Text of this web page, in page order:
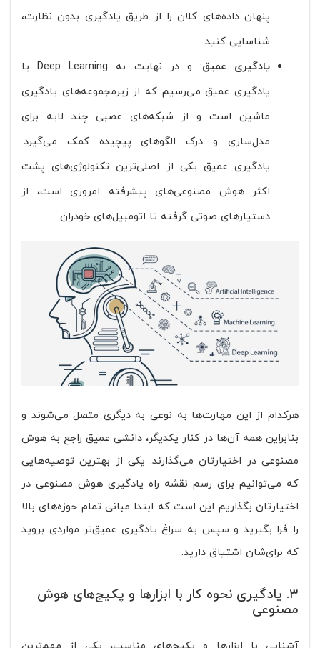
پنهان داده‌های کلان را از طریق یادگیری بدون نظارت،
شناسایی کنید.
یادگیری عمیق
: و در نهایت به Deep Learning یا
یادگیری عمیق می‌رسیم که از زیرمجموعه‌های یادگیری
ماشین است و از شبکه‌های عصبی چند لایه برای
مدل‌سازی و درک الگوهای پیچیده کمک می‌گیرد.
یادگیری عمیق یکی از اصلی‌ترین تکنولوژی‌های پشت
اکثر هوش مصنوعی‌های پیشرفته امروزی است، از
دستیارهای صوتی گرفته تا اتومبیل‌های خودران.
هرکدام از این مهارت‌ها به نوعی به دیگری متصل می‌شوند و
بنابراین همه آن‌ها در کنار یکدیگر، دانشی عمیق راجع به هوش
مصنوعی در اختیارتان می‌گذارند. یکی از بهترین توصیه‌هایی
که می‌توانیم برای رسم نقشه راه یادگیری هوش مصنوعی در
اختیارتان بگذاریم این است که ابتدا مبانی تمام حوزه‌های بالا
را فرا بگیرید و سپس به سراغ یادگیری عمیق‌تر مواردی بروید
که برای‌شان اشتیاق دارید.
۳. یادگیری نحوه کار با ابزارها و پکیج‌های هوش
مصنوعی